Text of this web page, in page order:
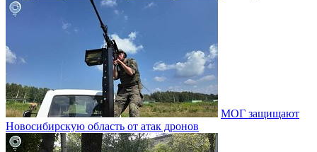
МОГ защищают
Новосибирскую область от атак дронов